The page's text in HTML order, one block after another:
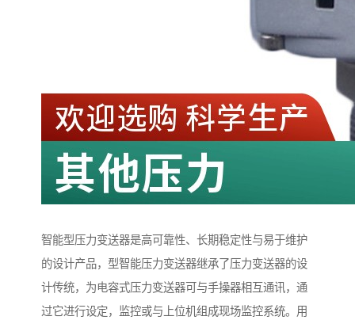
智能型压力变送器是高可靠性、长期稳定性与易于维护
的设计产品，型智能压力变送器继承了压力变送器的设
计传统，为电容式压力变送器可与手操器相互通讯，通
过它进行设定，监控或与上位机组成现场监控系统。用